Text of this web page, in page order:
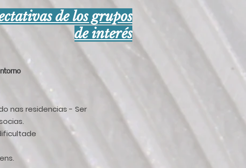
de los grupos
de interés
nas residencias - Ser